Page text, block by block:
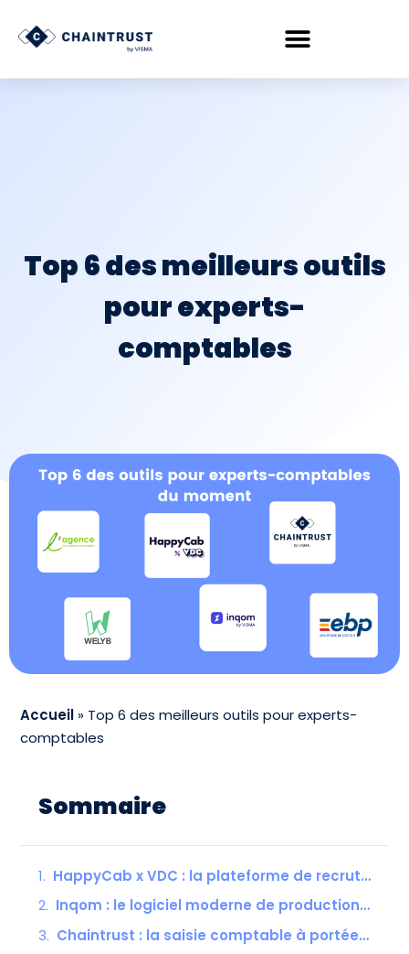
Top 6 des meilleurs outils
pour experts-
comptables
Accueil » Top 6 des meilleurs outils pour experts-
comptables
Sommaire
HappyCab x VDC : la plateforme de recrutement des cabinets d’expertise comptable
Inqom : le logiciel moderne de production comptable
Chaintrust : la saisie comptable à portée de main